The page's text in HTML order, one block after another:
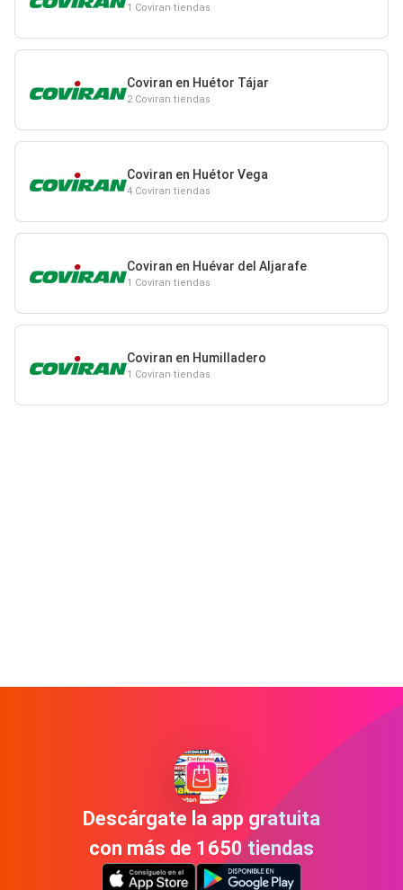
1 Coviran tiendas
Coviran en Huétor Tájar
2 Coviran tiendas
Coviran en Huétor Vega
4 Coviran tiendas
Coviran en Huévar del Aljarafe
1 Coviran tiendas
Coviran en Humilladero
1 Coviran tiendas
Descárgate la app gratuita
con más de 1650 tiendas